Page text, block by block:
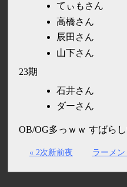
てぃもさん
高橋さん
辰田さん
山下さん
23期
石井さん
ダーさん
OB/OG多っｗｗ すばら
« 2次新前夜 ラーメン